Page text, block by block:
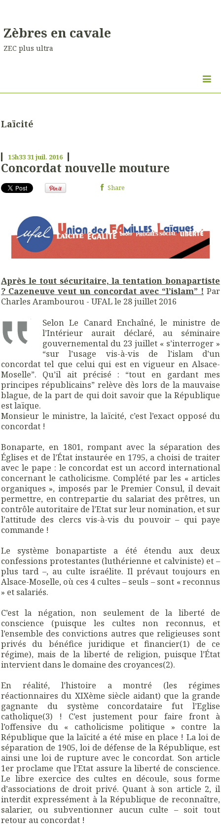
Zèbres en cavale
ZEC plus ultra
Laïcité
15h33 31juil. 2016
Concordat nouvelle mouture
Share
Après le tout sécuritaire, la tentation bonapartiste
? Cazeneuve veut un concordat avec “l’islam” ! Par
Charles Arambourou - UFALle 28 juillet 2016
Selon Le Canard Enchaîné, le ministre de
l’Intérieur aurait déclaré, au séminaire
gouvernemental du 23 juillet « s’interroger »
“sur l’usage vis-à-vis de l’islam d’un
concordat tel que celui qui est en vigueur en Alsace-
Moselle”. Qu’il ait précisé : “tout en gardant mes
principes républicains” relève dès lors de la mauvaise
blague, de la part de qui doit savoir que la République
est laïque.
Monsieur le ministre, la laïcité, c’est l’exact opposé du
concordat !
Bonaparte, en 1801, rompant avec la séparation des
Églises et de l’État instaurée en 1795, a choisi de traiter
avec le pape : le concordat est un accord international
concernant le catholicisme. Complété par les « articles
organiques », imposés par le Premier Consul, il devait
permettre, en contrepartie du salariat des prêtres, un
contrôle autoritaire de l’Etat sur leur nomination, et sur
l’attitude des clercs vis-à-vis du pouvoir – qui paye
commande !
Le système bonapartiste a été étendu aux deux
confessions protestantes (luthérienne et calviniste) et –
plus tard –, au culte israélite. Il prévaut toujours en
Alsace-Moselle, où ces 4 cultes – seuls – sont « reconnus
» et salariés.
C’est la négation, non seulement de la liberté de
conscience (puisque les cultes non reconnus, et
l’ensemble des convictions autres que religieuses sont
privés du bénéfice juridique et financier(1) de ce
régime), mais de la liberté de religion, puisque l’État
intervient dans le domaine des croyances(2).
En réalité, l’histoire a montré (les régimes
réactionnaires du XIXème siècle aidant) que la grande
gagnante du système concordataire fut l’Eglise
catholique(3) ! C’est justement pour faire front à
l’offensive du « catholicisme politique » contre la
République que la laïcité a été mise en place ! La loi de
séparation de 1905, loi de défense de la République, est
ainsi une loi de rupture avec le concordat. Son article
1er proclame que l’Etat assure la liberté de conscience.
Le libre exercice des cultes en découle, sous forme
d’associations de droit privé. Quant à son article 2, il
interdit expressément à la République de reconnaître,
salarier, ou subventionner aucun culte – soit tout
retour au concordat !